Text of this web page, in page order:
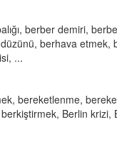
berber demiri,
berhava etmek,
...
bereketlenme,
Berlin krizi,